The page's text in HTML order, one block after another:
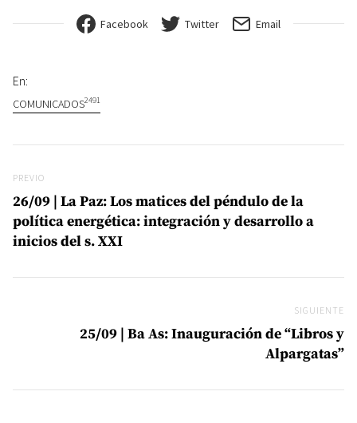
Facebook Twitter Email
En:
COMUNICADOS2491
Previo
PREVIO
26/09 | La Paz: Los matices del péndulo de la
política energética: integración y desarrollo a
inicios del s. XXI
SIGUIENTE
25/09 | Ba As: Inauguración de “Libros y
Alpargatas”